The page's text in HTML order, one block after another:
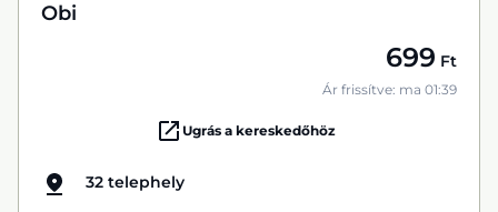
Obi
699 Ft
Ár frissítve: ma 01:39
Ugrás a kereskedőhöz
32 telephely